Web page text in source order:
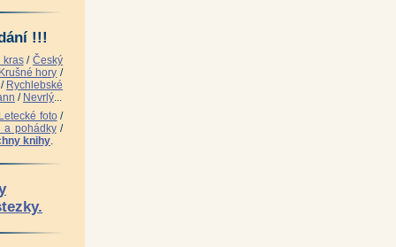
!!!
kras/ Český
Krušné hory /
/ Rychlebské
/ Nevrlý...
Letecké foto/
a pohádky/
knihy.